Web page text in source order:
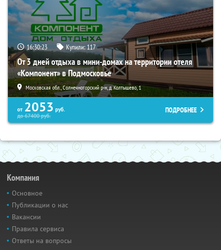
16:30:22 Купили: 117
От 3 дней отдыха в мини-домах на территории отеля
«Компонент» в Подмосковье
Московская обл., Солнечногорский р-н, д. Колтышево, 1
от 2053 руб.
до67400руб.
ПОДРОБНЕЕ
Компания
Основное
Публикации о нас
Вакансии
Правила сервиса
Ответы на вопросы